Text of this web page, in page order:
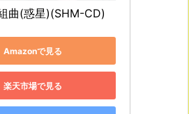
曲(惑星)(SHM-CD)
Amazonで見る
楽天市場で見る